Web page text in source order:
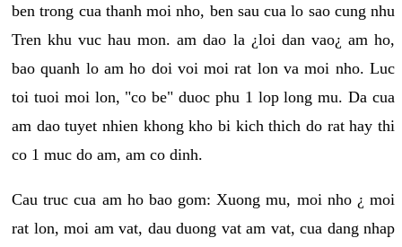
ben trong cua thanh moi nho, ben sau cua lo sao cung nhu
Tren khu vuc hau mon. am dao la ¿loi dan vao¿ am ho,
bao quanh lo am ho doi voi moi rat lon va moi nho. Luc
toi tuoi moi lon, "co be" duoc phu 1 lop long mu. Da cua
am dao tuyet nhien khong kho bi kich thich do rat hay thi
co 1 muc do am, am co dinh.
Cau truc cua am ho bao gom: Xuong mu, moi nho ¿ moi
rat lon, moi am vat, dau duong vat am vat, cua dang nhap